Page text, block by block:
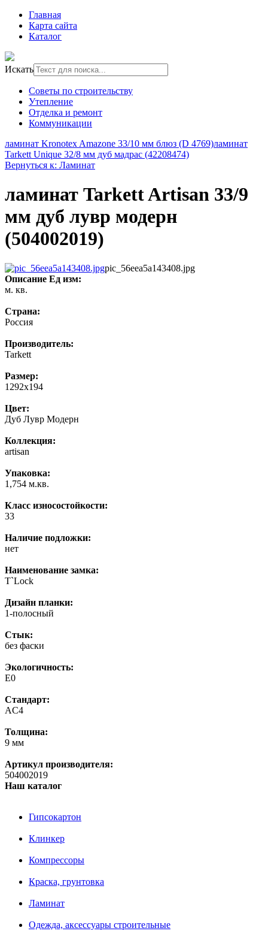
Главная
Карта сайта
Каталог
Искать
Советы по строительству
Утепление
Отделка и ремонт
Коммуникации
ламинат Kronotex Amazone 33/10 мм блюз (D 4769)ламинат
Tarkett Unique 32/8 мм дуб мадрас (42208474)
Вернуться к: Ламинат
ламинат Tarkett Artisan 33/9
мм дуб лувр модерн
(504002019)
pic_56eea5a143408.jpg
Описание Ед изм:
м. кв.
Страна:
Россия
Производитель:
Tarkett
Размер:
1292x194
Цвет:
Дуб Лувр Модерн
Коллекция:
artisan
Упаковка:
1,754 м.кв.
Класс износостойкости:
33
Наличие подложки:
нет
Наименование замка:
T`Lock
Дизайн планки:
1-полосный
Стык:
без фаски
Экологичность:
E0
Стандарт:
AC4
Толщина:
9 мм
Артикул производителя:
504002019
Наш каталог
Гипсокартон
Клинкер
Компрессоры
Краска, грунтовка
Ламинат
Одежда, аксессуары строительные